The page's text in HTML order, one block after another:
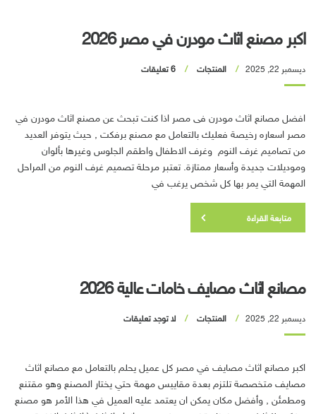
اكبر مصنع اثاث مودرن في مصر 2026
ديسمبر 22, 2025 المنتجات 6 تعليقات
افضل مصانع اثاث مودرن فى مصر اذا كنت تبحث عن مصنع اثاث مودرن في
مصر اسعاره رخيصة فعليك بالتعامل مع مصنع برفكت , حيث يتوفر العديد
من تصاميم غرف النوم وغرف الاطفال واطقم الجلوس وغيرها بألوان
وموديلات جديدة وأسعار ممتازة. تعتبر مرحلة تصميم غرف النوم من المراحل
المهمة التي يمر بها كل شخص يرغب في
متابعة القراءة
مصانع اثاث مصايف خامات عالية 2026
ديسمبر 22, 2025 المنتجات لا توجد تعليقات
اكبر مصانع اثاث مصايف في مصر كل عميل يحلم بالتعامل مع مصانع اثاث
مصايف متخصصة تلتزم بعدة مقاييس مهمة حتي يختار المصنع وهو مقتنع
ومطمئن , وأفضل مكان يمكن ان يعتمد عليه العميل في هذا الأمر هو مصنع